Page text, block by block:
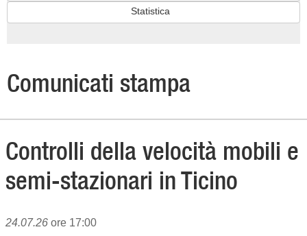
Statistica
Comunicati stampa
Controlli della velocità mobili e
semi-stazionari in Ticino
24.07.26 ore 17:00